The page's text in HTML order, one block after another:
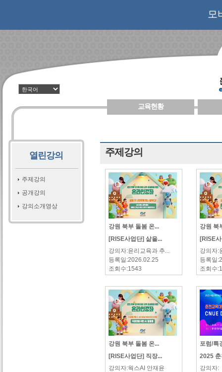
모
교육현황
열린강의
주제강의
공개강의
강의소개영상
주제강의
강원 북부 돌봄 온...
[RISE사업단] 삶을...
강의자:윤리교육과 추...
등록일:2026.02.25
조회수:1543
강원 북
[RISE
강의자:
등록일
조회수
강원 북부 돌봄 온...
[RISE사업단] 직장...
강의자:웍스AI 안재윤
포럼/특
2025 춘
강의자: